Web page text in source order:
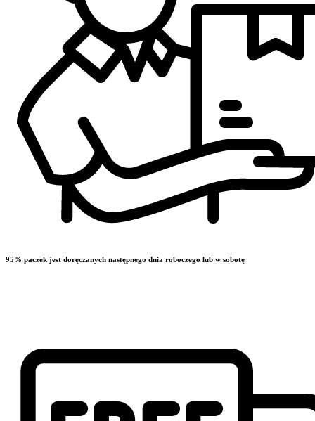
95% paczek jest doręczanych następnego dnia roboczego lub w sobotę